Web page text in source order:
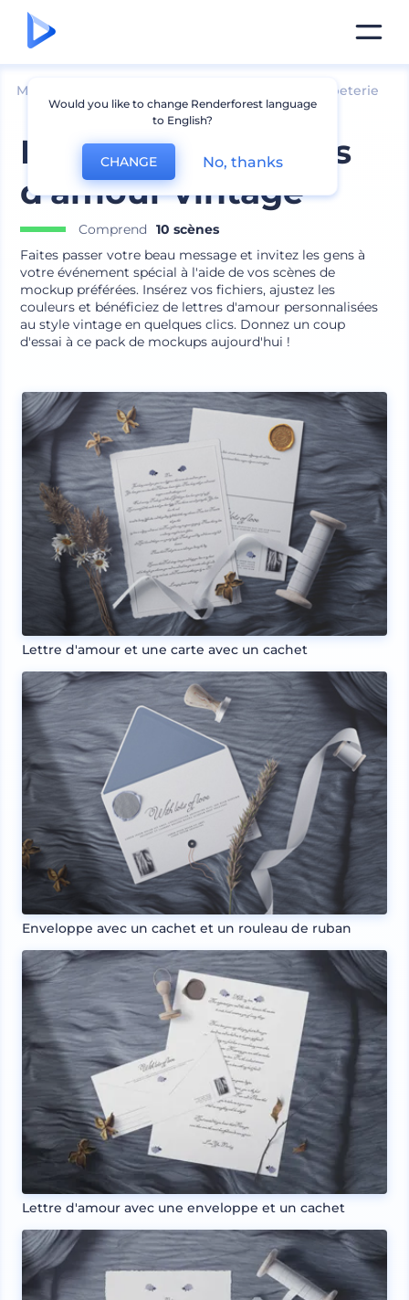
Mockups Maquette de papeterie
Mockups de lettres
d'amour vintage
Comprend
10 scènes
Faites passer votre beau message et invitez les gens à
votre événement spécial à l'aide de vos scènes de
mockup préférées. Insérez vos fichiers, ajustez les
couleurs et bénéficiez de lettres d'amour personnalisées
au style vintage en quelques clics. Donnez un coup
d'essai à ce pack de mockups aujourd'hui !
Lettre d'amour et une carte avec un cachet
Enveloppe avec un cachet et un rouleau de ruban
Lettre d'amour avec une enveloppe et un cachet
Would you like to change Renderforest language
to English?
CHANGE No, thanks